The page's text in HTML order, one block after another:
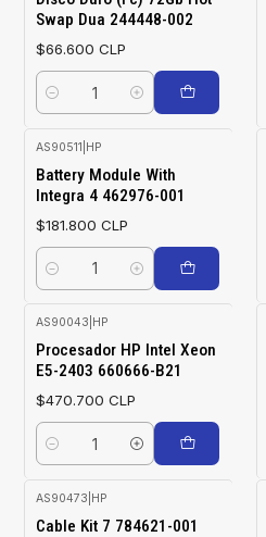
Swap Dua 244448-002
$66.600 CLP
Cantidad
AS90511 HP
Battery Module With
Integra 4 462976-001
$181.800 CLP
Cantidad
AS90043 HP
Procesador HP Intel Xeon
E5-2403 660666-B21
$470.700 CLP
Cantidad
AS90473 HP
Cable Kit 7 784621-001